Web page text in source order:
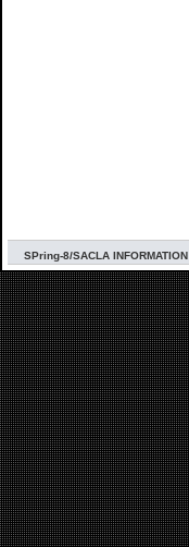
SPring-8/SACLA INFORMATION